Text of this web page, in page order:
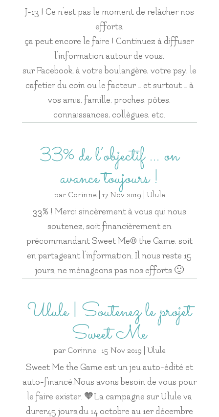
J-13 ! Ce n’est pas le moment de relâcher nos
efforts,
ça peut encore le faire ! Continuez à diffuser
l’information autour de vous,
sur Facebook, à votre boulangère, votre psy, le
cafetier du coin ou le facteur … et surtout … à
vos amis, famille, proches, pôtes,
connaissances, collègues, etc.
33% de l’objectif … on
avance toujours !
par Corinne| 17 Nov 2019 Ulule
33% ! Merci sincèrement à vous qui nous
soutenez, soit financièrement en
précommandant Sweet Me® the Game, soit
en partageant l’information. Il nous reste 15
jours, ne ménageons pas nos efforts 🙂
Ulule | Soutenez le projet
Sweet Me
par Corinne| 15 Nov 2019 Ulule
Sweet Me the Game est un jeu auto-édité et
auto-financé.Nous avons besoin de vous pour
le faire exister. 🧡La campagne sur Ulule va
durer45 jours,du 14 octobre au 1er décembre